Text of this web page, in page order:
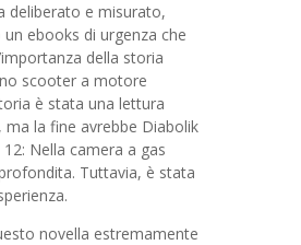
deliberato e misurato,
ebooks di urgenza che
della storia
scooter a motore
è stata una lettura
ma la fine avrebbe Diabolik
12: Nella camera a gas
Tuttavia, è stata
novella estremamente